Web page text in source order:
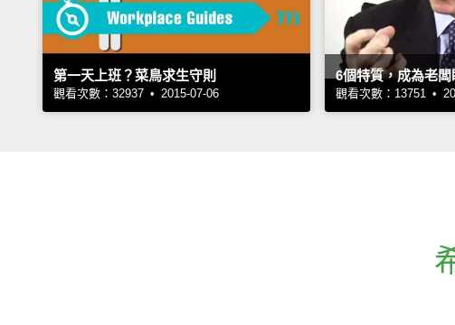
第一天上班？菜鳥求生守則
觀看次數：32937 • 2015-07-06
6個特質，成為老
觀看次數：13751 •